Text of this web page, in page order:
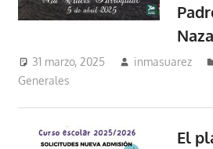
31 marzo, 2025 inmasuarez
Generales
El